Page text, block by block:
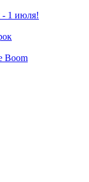
- 1 июля!
Boom